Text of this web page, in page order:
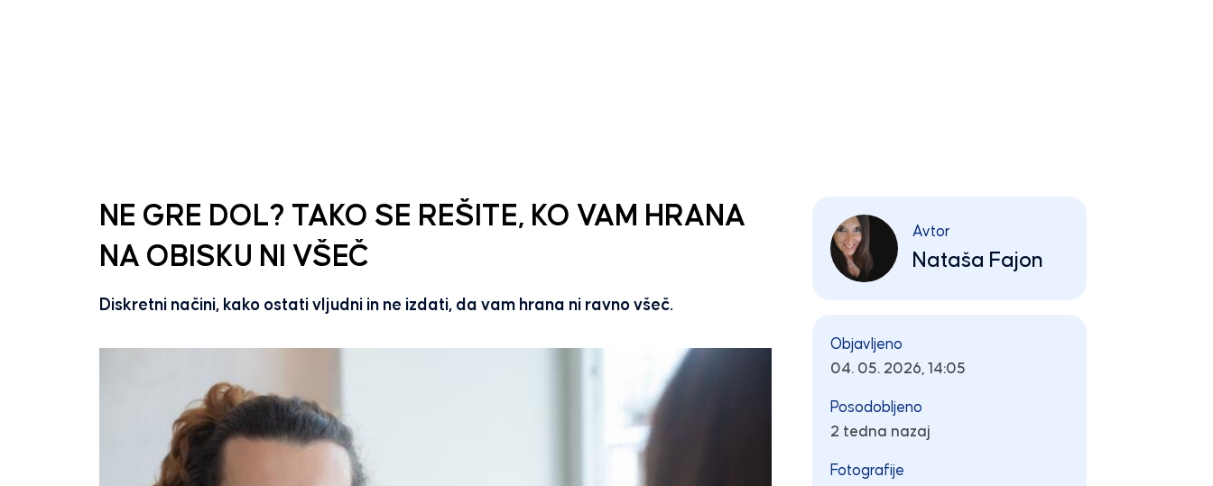
NE GRE DOL? TAKO SE REŠITE, KO VAM HRANA
NA OBISKU NI VŠEČ
Diskretni načini, kako ostati vljudni in ne izdati, da vam hrana ni ravno všeč.
Avtor
Nataša Fajon
Objavljeno
04. 05. 2026, 14:05
Posodobljeno
2 tedna nazaj
Fotografije